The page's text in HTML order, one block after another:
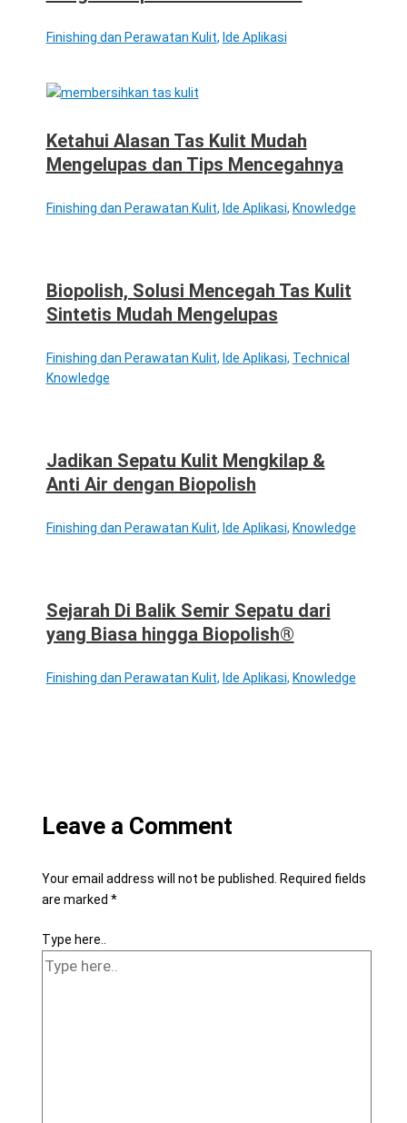
Finishing dan Perawatan Kulit, Ide Aplikasi
Ketahui Alasan Tas Kulit Mudah
Mengelupas dan Tips Mencegahnya
Finishing dan Perawatan Kulit, Ide Aplikasi, Knowledge
Biopolish, Solusi Mencegah Tas Kulit
Sintetis Mudah Mengelupas
Finishing dan Perawatan Kulit, Ide Aplikasi, Technical
Knowledge
Jadikan Sepatu Kulit Mengkilap &
Anti Air dengan Biopolish
Finishing dan Perawatan Kulit, Ide Aplikasi, Knowledge
Sejarah Di Balik Semir Sepatu dari
yang Biasa hingga Biopolish®
Finishing dan Perawatan Kulit, Ide Aplikasi, Knowledge
Leave a Comment
Your email address will not be published.
Required fields
are marked *
Type here..